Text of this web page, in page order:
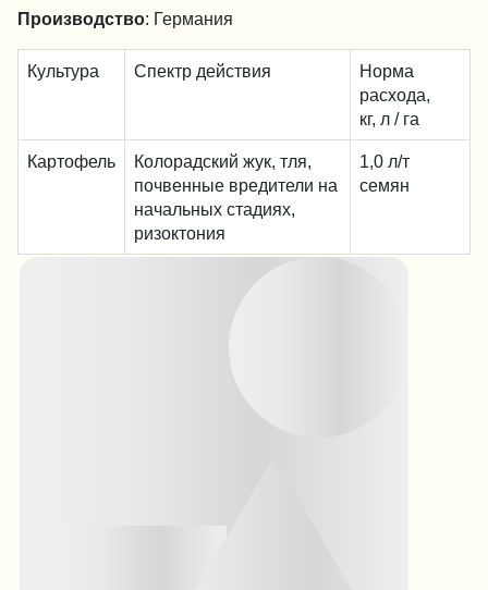
Производство: Германия
Культура Спектр действия
Норма
расхода,
кг, л / га
Картофель
Колорадский жук, тля,
почвенные вредители на
начальных стадиях,
ризоктония
1,0 л/т
семян